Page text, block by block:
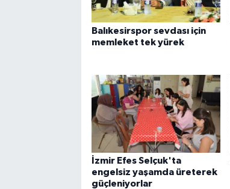
Balıkesirspor sevdası için
memleket tek yürek
İzmir Efes Selçuk'ta
engelsiz yaşamda üreterek
güçleniyorlar